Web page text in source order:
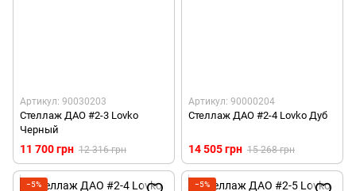
Артикул: 90030203
Стеллаж ДАО #2-3 Lovko
Черный
11 700 грн 12 316 грн
Артикул: 90000204
Стеллаж ДАО #2-4 Lovko Дуб
14 505 грн 15 268 грн
−5% −5%